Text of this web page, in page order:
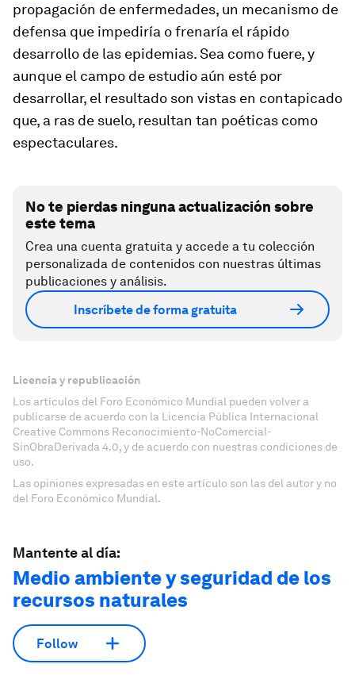
propagación de enfermedades, un mecanismo de
defensa que impediría o frenaría el rápido
desarrollo de las epidemias. Sea como fuere, y
aunque el campo de estudio aún esté por
desarrollar, el resultado son vistas en contapicado
que, a ras de suelo, resultan tan poéticas como
espectaculares.
No te pierdas ninguna actualización sobre
este tema
Crea una cuenta gratuita y accede a tu colección
personalizada de contenidos con nuestras últimas
publicaciones y análisis.
Inscríbete de forma gratuita
Licencia y republicación
Los artículos del Foro Económico Mundial pueden volver a
publicarse de acuerdo con la Licencia Pública Internacional
Creative Commons Reconocimiento-NoComercial-
SinObraDerivada 4.0, y de acuerdo con nuestras condiciones de
uso.
Las opiniones expresadas en este artículo son las del autor y no
del Foro Económico Mundial.
Mantente al día:
Medio ambiente y seguridad de los
recursos naturales
Follow